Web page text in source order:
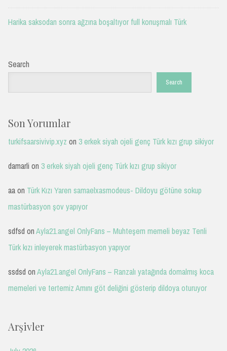
Harika saksodan sonra ağzına boşaltıyor full konuşmalı Türk
Search
Search
Son Yorumlar
turkifsaarsivivip.xyz on 3 erkek siyah ojeli genç Türk kızı grup sikiyor
damarli on 3 erkek siyah ojeli genç Türk kızı grup sikiyor
aaon Türk Kızı Yaren samaelxasmodeus- Dildoyu götüne sokup
mastürbasyon şov yapıyor
sdfsd onAyla21.angel OnlyFans – Muhteşem memeli beyaz Tenli
Türk kızı inleyerek mastürbasyon yapıyor
ssdsd onAyla21.angel OnlyFans – Ranzalı yatağında domalmış koca
memeleri ve tertemiz Amını göt deliğini gösterip dildoya oturuyor
Arşivler